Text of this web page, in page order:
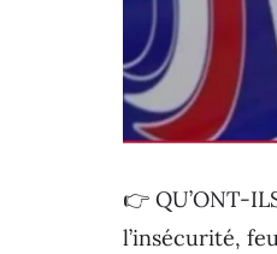
👉 QU’ONT-
l’insécurité,